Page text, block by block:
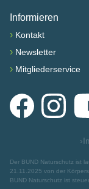
Informieren
› Kontakt
› Newsletter
› Mitgliederservice
FacebookInstagram
›
Der BUND Naturschutz ist
21.11.2025 von der
BUND Naturschutz ist